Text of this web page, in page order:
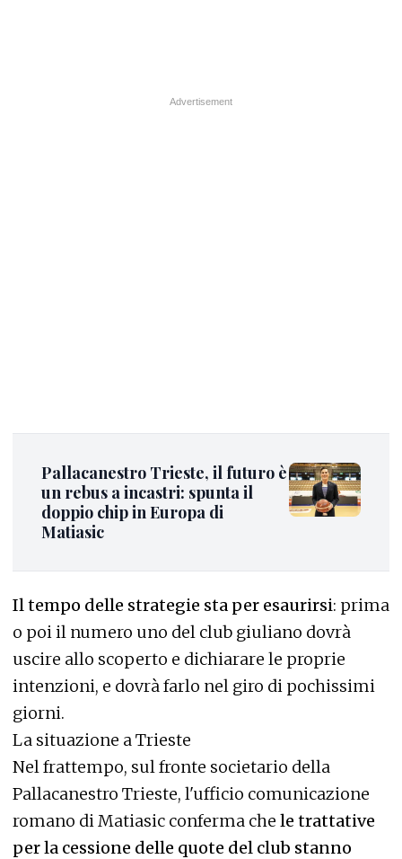
Pallacanestro Trieste, il futuro è
un rebus a incastri: spunta il
doppio chip in Europa di
Matiasic
Il tempo delle strategie sta per esaurirsi: prima
o poi il numero uno del club giuliano dovrà
uscire allo scoperto e dichiarare le proprie
intenzioni, e dovrà farlo nel giro di pochissimi
giorni.
La situazione a Trieste
Nel frattempo, sul fronte societario della
Pallacanestro Trieste, l'ufficio comunicazione
romano di Matiasic conferma che le trattative
per la cessione delle quote del club stanno